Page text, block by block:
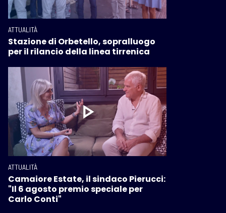
ATTUALITÀ
Stazione di Orbetello, sopralluogo
per il rilancio della linea tirrenica
ATTUALITÀ
Camaiore Estate, il sindaco Pierucci:
"Il 6 agosto premio speciale per
Carlo Conti"